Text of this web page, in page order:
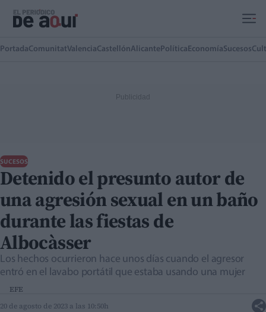
PortadaComunitatValenciaCastellónAlicante Política EconomíaSucesos
SUCESOS
Detenido el presunto autor de
una agresión sexual en un baño
durante las fiestas de
Albocàsser
Los hechos ocurrieron hace unos días cuando el agresor
entró en el lavabo portátil que estaba usando una mujer
EFE
20 de agosto de 2023 a las 10:50h